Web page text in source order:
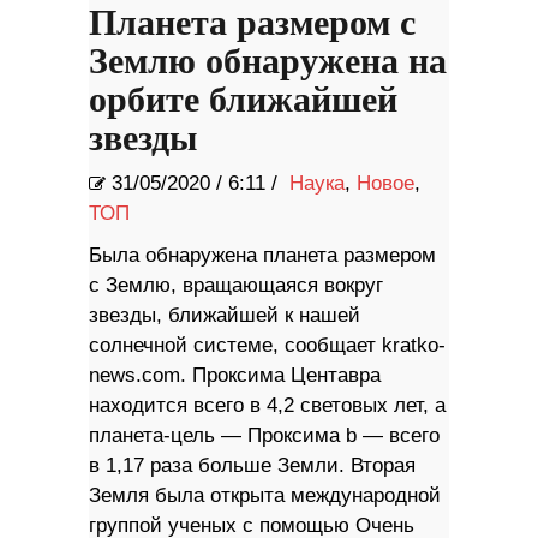
Планета размером с
Землю обнаружена на
орбите ближайшей
звезды
31/05/2020 / 6:11 / Наука, Новое,
ТОП
Была обнаружена планета размером
с Землю, вращающаяся вокруг
звезды, ближайшей к нашей
солнечной системе, сообщает kratko-
news.com. Проксима Центавра
находится всего в 4,2 световых лет, а
планета-цель — Проксима b — всего
в 1,17 раза больше Земли. Вторая
Земля была открыта международной
группой ученых с помощью Очень